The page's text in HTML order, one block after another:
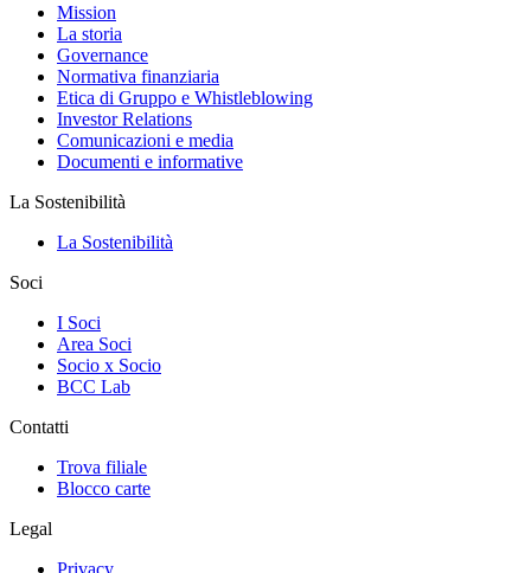
Mission
La storia
Governance
Normativa finanziaria
Etica di Gruppo e Whistleblowing
Investor Relations
Comunicazioni e media
Documenti e informative
La Sostenibilità
La Sostenibilità
Soci
I Soci
Area Soci
Socio x Socio
BCC Lab
Contatti
Trova filiale
Blocco carte
Legal
Privacy